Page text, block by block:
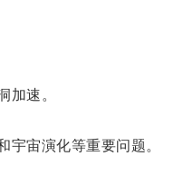
速。
宙演化等重要问题。